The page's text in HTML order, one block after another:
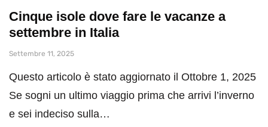
Cinque isole dove fare le vacanze a
settembre in Italia
Settembre 11, 2025
Questo articolo è stato aggiornato il Ottobre 1, 2025
Se sogni un ultimo viaggio prima che arrivi l’inverno
e sei indeciso sulla…